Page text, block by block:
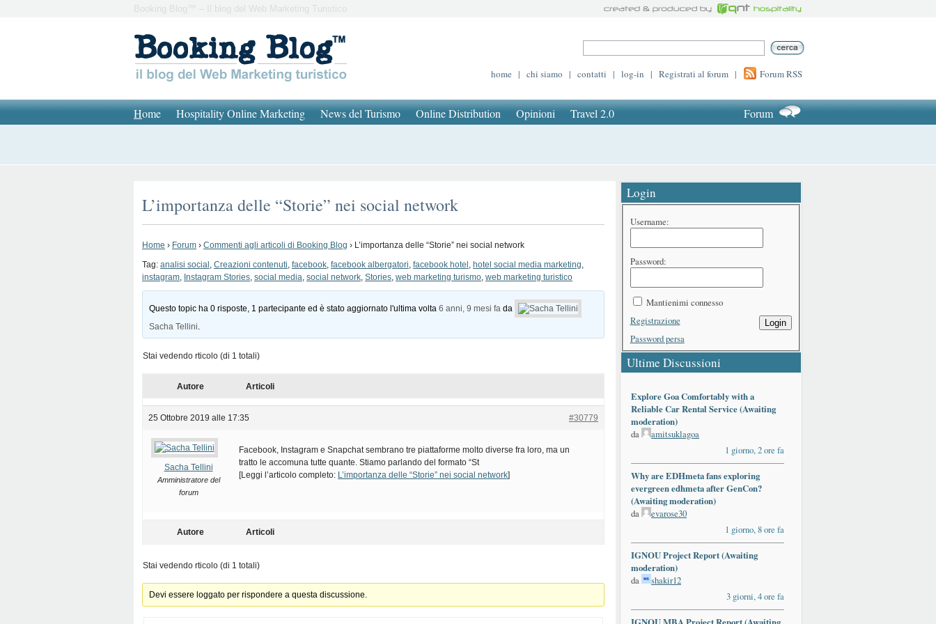
Booking Blog™ – Il blog del Web Marketing Turistico
home | chi siamo | contatti | log-in | Registrati al forum | Forum RSS
Home Hospitality Online Marketing News del Turismo Online Distribution Opinioni Travel 2.0 Forum
L’importanza delle “Storie” nei social network
Home › Forum › Commenti agli articoli di Booking Blog › L’importanza delle “Storie” nei social network
Tag: analisi social , Creazioni contenuti, facebook, facebook albergatori, facebook hotel , hotel social media marketing,
instagram, Instagram Stories, social media, social network, Stories, web marketing turismo, web marketing turistico
Questo topic ha 0 risposte, 1 partecipante ed è stato aggiornato l'ultima volta6 anni, 9 mesi fa da
Sacha Tellini.
Stai vedendo rticolo (di 1 totali)
Autore Articoli
25 Ottobre 2019 alle 17:35 #30779
Sacha Tellini
Amministratore del
forum
Facebook, Instagram e Snapchat sembrano tre piattaforme molto diverse fra loro, ma un
tratto le accomuna tutte quante. Stiamo parlando del formato “St
[Leggi l’articolo completo: L’importanza delle “Storie” nei social network]
Autore Articoli
Stai vedendo rticolo (di 1 totali)
Devi essere loggato per rispondere a questa discussione.
Login
Username:
Password:
Mantienimi connesso
Login
Registrazione
Password persa
Ultime Discussioni
Explore Goa Comfortably with a
Reliable Car Rental Service (Awaiting
moderation)
da
amitsuklagoa
1 giorno, 2 ore fa
Why are EDHmeta fans exploring
evergreen edhmeta after GenCon?
(Awaiting moderation)
da
evarose30
1 giorno, 8 ore fa
IGNOU Project Report (Awaiting
moderation)
da
shakir12
3 giorni, 4 ore fa